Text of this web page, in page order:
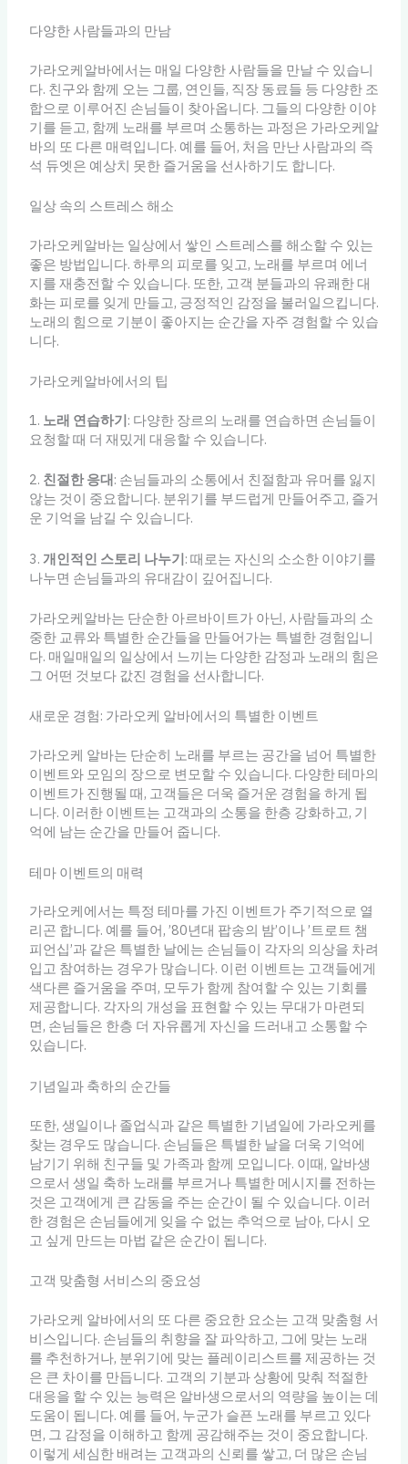
다양한 사람들과의 만남
가라오케알바에서는 매일 다양한 사람들을 만날 수 있습니
다. 친구와 함께 오는 그룹, 연인들, 직장 동료들 등 다양한 조
합으로 이루어진 손님들이 찾아옵니다. 그들의 다양한 이야
기를 듣고, 함께 노래를 부르며 소통하는 과정은 가라오케알
바의 또 다른 매력입니다. 예를 들어, 처음 만난 사람과의 즉
석 듀엣은 예상치 못한 즐거움을 선사하기도 합니다.
일상 속의 스트레스 해소
가라오케알바는 일상에서 쌓인 스트레스를 해소할 수 있는
좋은 방법입니다. 하루의 피로를 잊고, 노래를 부르며 에너
지를 재충전할 수 있습니다. 또한, 고객 분들과의 유쾌한 대
화는 피로를 잊게 만들고, 긍정적인 감정을 불러일으킵니다.
노래의 힘으로 기분이 좋아지는 순간을 자주 경험할 수 있습
니다.
가라오케알바에서의 팁
1. 노래 연습하기: 다양한 장르의 노래를 연습하면 손님들이
요청할 때 더 재밌게 대응할 수 있습니다.
2. 친절한 응대 : 손님들과의 소통에서 친절함과 유머를 잃지
않는 것이 중요합니다. 분위기를 부드럽게 만들어주고, 즐거
운 기억을 남길 수 있습니다.
3. 개인적인 스토리 나누기: 때로는 자신의 소소한 이야기를
나누면 손님들과의 유대감이 깊어집니다.
가라오케알바는 단순한 아르바이트가 아닌, 사람들과의 소
중한 교류와 특별한 순간들을 만들어가는 특별한 경험입니
다. 매일매일의 일상에서 느끼는 다양한 감정과 노래의 힘은
그 어떤 것보다 값진 경험을 선사합니다.
새로운 경험: 가라오케 알바에서의 특별한 이벤트
가라오케 알바는 단순히 노래를 부르는 공간을 넘어 특별한
이벤트와 모임의 장으로 변모할 수 있습니다. 다양한 테마의
이벤트가 진행될 때, 고객들은 더욱 즐거운 경험을 하게 됩
니다. 이러한 이벤트는 고객과의 소통을 한층 강화하고, 기
억에 남는 순간을 만들어 줍니다.
테마 이벤트의 매력
가라오케에서는 특정 테마를 가진 이벤트가 주기적으로 열
리곤 합니다. 예를 들어, ’80년대 팝송의 밤’이나 ’트로트 챔
피언십’과 같은 특별한 날에는 손님들이 각자의 의상을 차려
입고 참여하는 경우가 많습니다. 이런 이벤트는 고객들에게
색다른 즐거움을 주며, 모두가 함께 참여할 수 있는 기회를
제공합니다. 각자의 개성을 표현할 수 있는 무대가 마련되
면, 손님들은 한층 더 자유롭게 자신을 드러내고 소통할 수
있습니다.
기념일과 축하의 순간들
또한, 생일이나 졸업식과 같은 특별한 기념일에 가라오케를
찾는 경우도 많습니다. 손님들은 특별한 날을 더욱 기억에
남기기 위해 친구들 및 가족과 함께 모입니다. 이때, 알바생
으로서 생일 축하 노래를 부르거나 특별한 메시지를 전하는
것은 고객에게 큰 감동을 주는 순간이 될 수 있습니다. 이러
한 경험은 손님들에게 잊을 수 없는 추억으로 남아, 다시 오
고 싶게 만드는 마법 같은 순간이 됩니다.
고객 맞춤형 서비스의 중요성
가라오케 알바에서의 또 다른 중요한 요소는 고객 맞춤형 서
비스입니다. 손님들의 취향을 잘 파악하고, 그에 맞는 노래
를 추천하거나, 분위기에 맞는 플레이리스트를 제공하는 것
은 큰 차이를 만듭니다. 고객의 기분과 상황에 맞춰 적절한
대응을 할 수 있는 능력은 알바생으로서의 역량을 높이는 데
도움이 됩니다. 예를 들어, 누군가 슬픈 노래를 부르고 있다
면, 그 감정을 이해하고 함께 공감해주는 것이 중요합니다.
이렇게 세심한 배려는 고객과의 신뢰를 쌓고, 더 많은 손님